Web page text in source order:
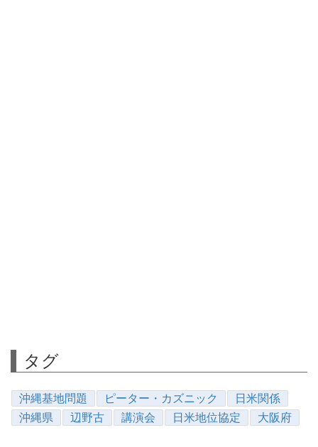
タグ
沖縄基地問題 ピーター・カズニック
日米関係
沖縄県
辺野古 講演会 日米地位協定 大阪府